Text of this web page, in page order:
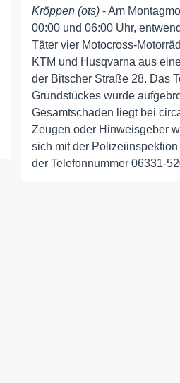
Kröppen (ots) - Am
00:00 und 06:00 Uhr,
Täter vier Motocross-
KTM und Husqvarna aus
der Bitscher Straße 28. Das
Grundstückes wurde
Gesamtschaden liegt bei
Zeugen oder Hinweisgeber
sich mit der
der Telefonnummer 06331-